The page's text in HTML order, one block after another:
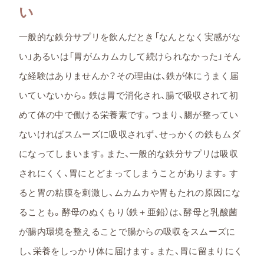
い
一般的な鉄分サプリを飲んだとき「なんとなく実感がな
い」あるいは「胃がムカムカして続けられなかった」そん
な経験はありませんか？その理由は、鉄が体にうまく届
いていないから。鉄は胃で消化され、腸で吸収されて初
めて体の中で働ける栄養素です。つまり、腸が整ってい
ないければスムーズに吸収されず、せっかくの鉄もムダ
になってしまいます。また、一般的な鉄分サプリは吸収
されにくく、胃にとどまってしまうことがあります。す
ると胃の粘膜を刺激し、ムカムカや胃もたれの原因にな
ることも。酵母のぬくもり（鉄＋亜鉛）は、酵母と乳酸菌
が腸内環境を整えることで腸からの吸収をスムーズに
し、栄養をしっかり体に届けます。また、胃に留まりにく